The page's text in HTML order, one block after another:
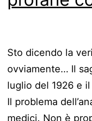
Sto dicendo la
ovviamente… Il
luglio del 1926 e
Il problema
medici. Non è